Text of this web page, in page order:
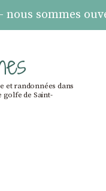
sommes
et randonnées dans
golfe de Saint-